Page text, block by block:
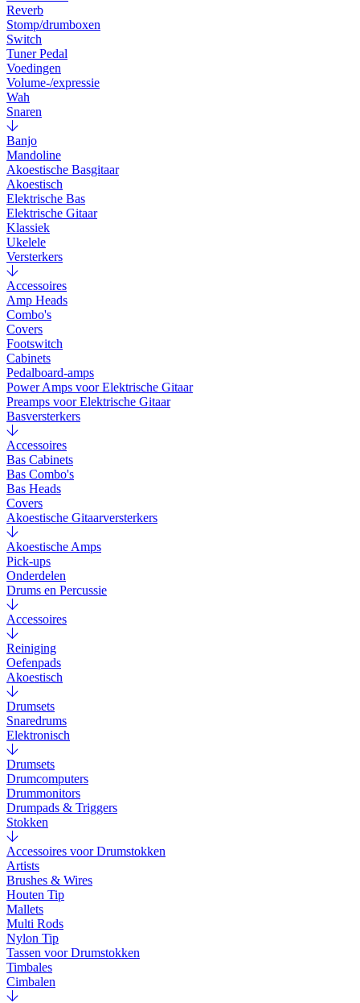
Reverb
Stomp/drumboxen
Switch
Tuner Pedal
Voedingen
Volume-/expressie
Wah
Snaren
Banjo
Mandoline
Akoestische Basgitaar
Akoestisch
Elektrische Bas
Elektrische Gitaar
Klassiek
Ukelele
Versterkers
Accessoires
Amp Heads
Combo's
Covers
Footswitch
Cabinets
Pedalboard-amps
Power Amps voor Elektrische Gitaar
Preamps voor Elektrische Gitaar
Basversterkers
Accessoires
Bas Cabinets
Bas Combo's
Bas Heads
Covers
Akoestische Gitaarversterkers
Akoestische Amps
Pick-ups
Onderdelen
Drums en Percussie
Accessoires
Reiniging
Oefenpads
Akoestisch
Drumsets
Snaredrums
Elektronisch
Drumsets
Drumcomputers
Drummonitors
Drumpads & Triggers
Stokken
Accessoires voor Drumstokken
Artists
Brushes & Wires
Houten Tip
Mallets
Multi Rods
Nylon Tip
Tassen voor Drumstokken
Timbales
Cimbalen